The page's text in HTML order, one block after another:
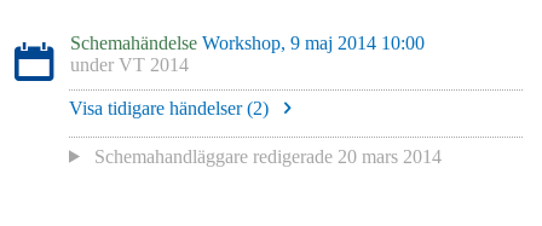
Schemahändelse Workshop, 9 maj 2014 10:00
under VT 2014
Visa tidigare händelser (2)
Schemahandläggare redigerade 20 mars 2014